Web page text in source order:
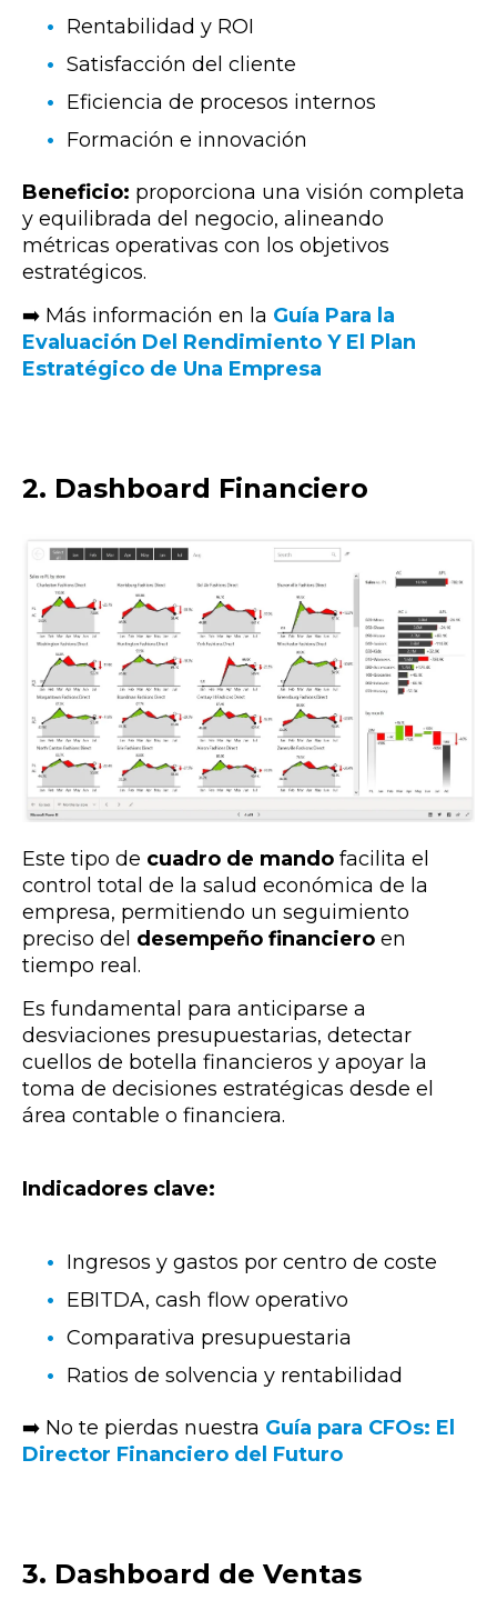
Rentabilidad y ROI
Satisfacción del cliente
Eficiencia de procesos internos
Formación e innovación
Beneficio: proporciona una visión completa
y equilibrada del negocio, alineando
métricas operativas con los objetivos
estratégicos.
➡️ Más información en la Guía Para la
Evaluación Del Rendimiento Y El Plan
Estratégico de Una Empresa
2. Dashboard Financiero
Este tipo de cuadro de mando facilita el
control total de la salud económica de la
empresa, permitiendo un seguimiento
preciso del desempeño financiero en
tiempo real.
Es fundamental para anticiparse a
desviaciones presupuestarias, detectar
cuellos de botella financieros y apoyar la
toma de decisiones estratégicas desde el
área contable o financiera.
Indicadores clave:
Ingresos y gastos por centro de coste
EBITDA, cash flow operativo
Comparativa presupuestaria
Ratios de solvencia y rentabilidad
➡️ No te pierdas nuestra Guía para CFOs: El
Director Financiero del Futuro
3. Dashboard de Ventas